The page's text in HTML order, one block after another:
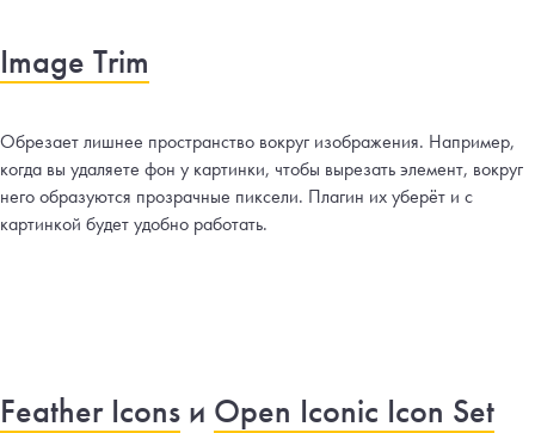
Image Trim
Обрезает лишнее пространство вокруг изображения. Например,
когда вы удаляете фон у картинки, чтобы вырезать элемент, вокруг
него образуются прозрачные пиксели. Плагин их уберёт и с
картинкой будет удобно работать.
Feather Icons и Open Iconic Icon Set